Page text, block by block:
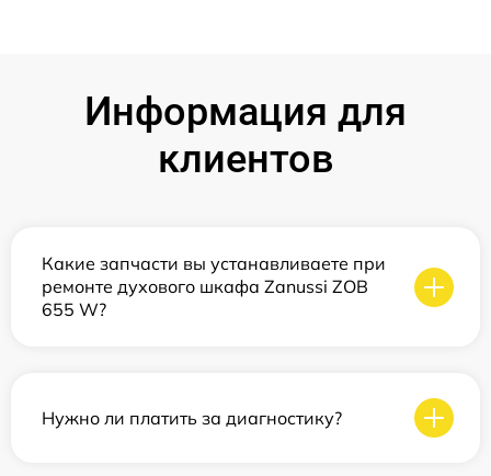
Информация для
клиентов
Какие запчасти вы устанавливаете при
ремонте духового шкафа Zanussi ZOB
655 W?
Нужно ли платить за диагностику?